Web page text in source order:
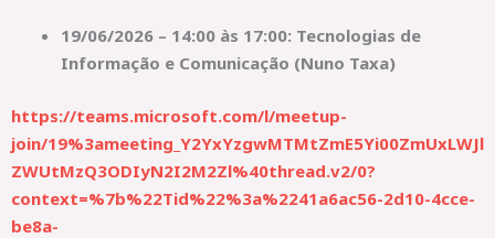
19/06/2026 – 14:00 às 17:00: Tecnologias de
Informação e Comunicação (Nuno Taxa)
https://teams.microsoft.com/l/meetup-
join/19%3ameeting_Y2YxYzgwMTMtZmE5Yi00ZmUxLWJl
ZWUtMzQ3ODIyN2I2M2Zl%40thread.v2/0?
context=%7b%22Tid%22%3a%2241a6ac56-2d10-4cce-
be8a-